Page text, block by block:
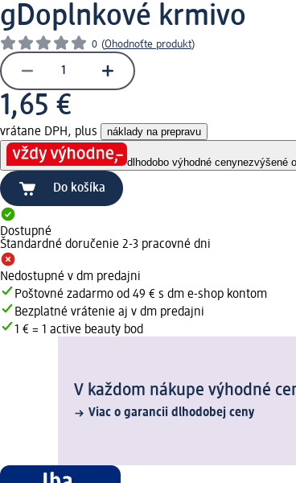
gDoplnkové krmivo
0 (Ohodnoťte produkt)
1,65 €
vrátane DPH, plus náklady na prepravu
dlhodobo výhodné cenynezvýšené
Do košíka
Dostupné
Štandardné doručenie 2-3 pracovné dni
Nedostupné v dm predajni
Poštovné zadarmo od 49 € s dm e-shop kontom
Bezplatné vrátenie aj v dm predajni
1 € = 1 active beauty bod
V každom nákupe výhodné
Viac o garancii dlhodobej ceny